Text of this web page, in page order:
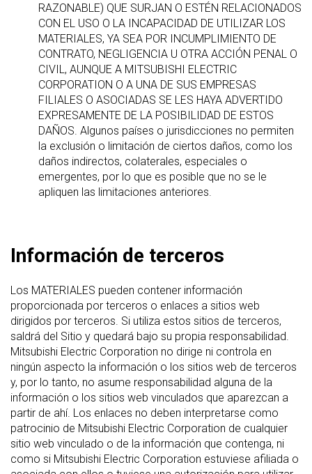
RAZONABLE) QUE SURJAN O ESTÉN RELACIONADOS
CON EL USO O LA INCAPACIDAD DE UTILIZAR LOS
MATERIALES, YA SEA POR INCUMPLIMIENTO DE
CONTRATO, NEGLIGENCIA U OTRA ACCIÓN PENAL O
CIVIL, AUNQUE A MITSUBISHI ELECTRIC
CORPORATION O A UNA DE SUS EMPRESAS
FILIALES O ASOCIADAS SE LES HAYA ADVERTIDO
EXPRESAMENTE DE LA POSIBILIDAD DE ESTOS
DAÑOS. Algunos países o jurisdicciones no permiten
la exclusión o limitación de ciertos daños, como los
daños indirectos, colaterales, especiales o
emergentes, por lo que es posible que no se le
apliquen las limitaciones anteriores.
Información de terceros
Los MATERIALES pueden contener información
proporcionada por terceros o enlaces a sitios web
dirigidos por terceros. Si utiliza estos sitios de terceros,
saldrá del Sitio y quedará bajo su propia responsabilidad.
Mitsubishi Electric Corporation no dirige ni controla en
ningún aspecto la información o los sitios web de terceros
y, por lo tanto, no asume responsabilidad alguna de la
información o los sitios web vinculados que aparezcan a
partir de ahí. Los enlaces no deben interpretarse como
patrocinio de Mitsubishi Electric Corporation de cualquier
sitio web vinculado o de la información que contenga, ni
como si Mitsubishi Electric Corporation estuviese afiliada o